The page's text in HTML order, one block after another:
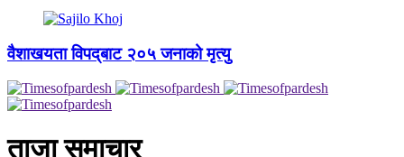
वैशाखयता विपद्‌बाट २०५ जनाको मृत्यु
ताजा समाचार